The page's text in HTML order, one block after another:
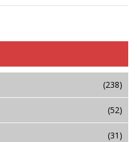
(238)
(52)
(31)